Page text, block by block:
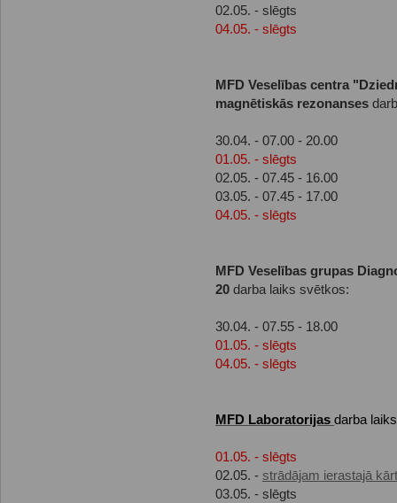
02.05. - slēgts
04.05. - slēgts
MFD Veselības centra
magnētiskās rezonanses
30.04. - 07.00 - 20.00
01.05. - slēgts
02.05. - 07.45 - 16.00
03.05. - 07.45 - 17.00
04.05. - slēgts
MFD Veselības grupas
20 darba laiks svētkos:
30.04. - 07.55 - 18.00
01.05. - slēgts
04.05. - slēgts
MFD Laboratorijas darba
01.05. - slēgts
02.05. - strādājam ierastajā
03.05. - slēgts